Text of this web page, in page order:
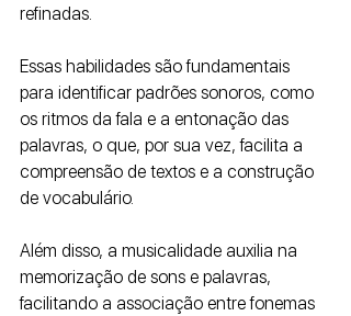
refinadas.
Essas habilidades são fundamentais
para identificar padrões sonoros, como
os ritmos da fala e a entonação das
palavras, o que, por sua vez, facilita a
compreensão de textos e a construção
de vocabulário.
Além disso, a musicalidade auxilia na
memorização de sons e palavras,
facilitando a associação entre fonemas